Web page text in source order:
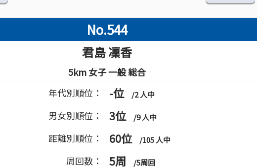
No.544
君島 凜香
5km 女子 一般 総合
年代別順位：
-位 /2 人中
男女別順位： 3位 /9 人中
距離別順位： 60位 /105 人中
周回数： 5周 /5周回